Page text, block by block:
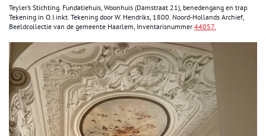
Teyler’s Stichting. Fundatiehuis, Woonhuis (Damstraat 21), benedengang en trap.
Tekening in O.I.inkt. Tekening door W. Hendriks, 1800. Noord-Hollands Archief,
Beeldcollectie van de gemeente Haarlem, Inventarisnummer 44057.